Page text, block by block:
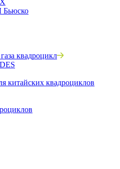
квадроцикл
квадроциклов